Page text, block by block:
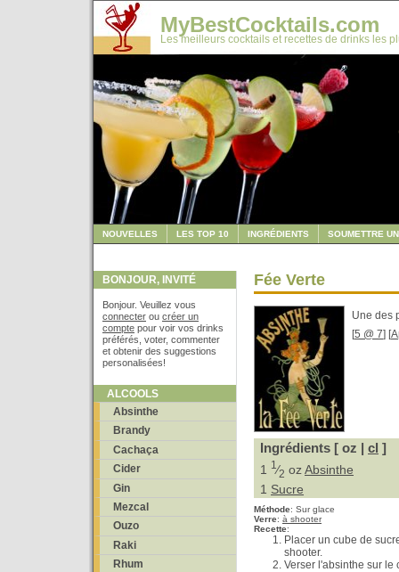
MyBestCocktails.com
Les meilleurs cocktails et recettes de drinks les
NOUVELLES LES TOP 10 INGRÉDIENTS SOUMETTRE
BONJOUR, INVITÉ
Bonjour. Veuillez vous
connecter ou créer un
compte pour voir vos drinks
préférés, voter, commenter
et obtenir des suggestions
personalisées!
ALCOOLS
Absinthe
Brandy
Cachaça
Cider
Gin
Mezcal
Ouzo
Raki
Rhum
Fée Verte
Une des
[5 @ 7] [
Ingrédients [ oz | cl ]
1 1 ⁄2 oz Absinthe
1 Sucre
Méthode: Sur glace
Verre: à shooter
Recette:
Placer un cube de
shooter.
Verser l'absinthe sur le